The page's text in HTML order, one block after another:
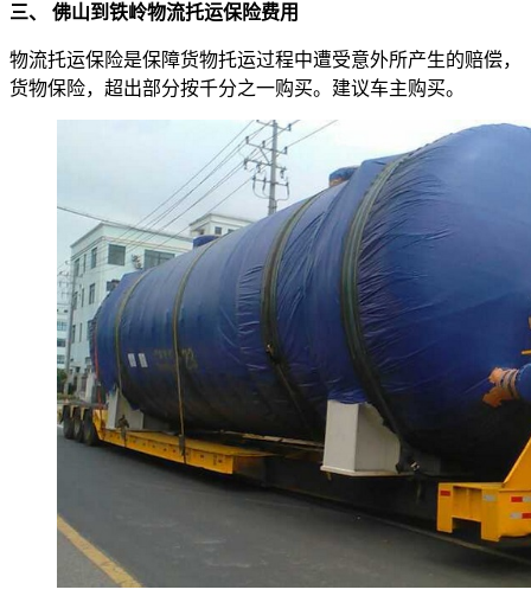
三、 佛山到铁岭物流托运保险费用
物流托运保险是保障货物托运过程中遭受意外所产生的赔偿，
货物保险，超出部分按千分之一购买。建议车主购买。